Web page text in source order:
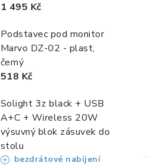
1 495 Kč
Podstavec pod monitor
Marvo DZ-02 - plast,
černý
518 Kč
Solight 3z black + USB
A+C + Wireless 20W
výsuvný blok zásuvek do
stolu
bezdrátové nabíjení